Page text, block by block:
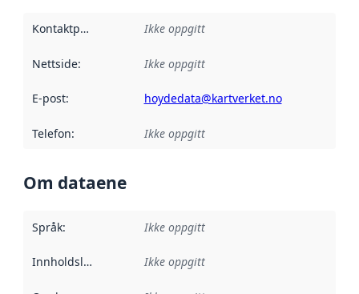
Kontaktpunkt Ikke oppgitt
Nettside: Ikke oppgitt
E-post: hoydedata@kartverket.no
Telefon: Ikke oppgitt
Om dataene
Språk: Ikke oppgitt
Innholdsleverandører :
Ikke oppgitt